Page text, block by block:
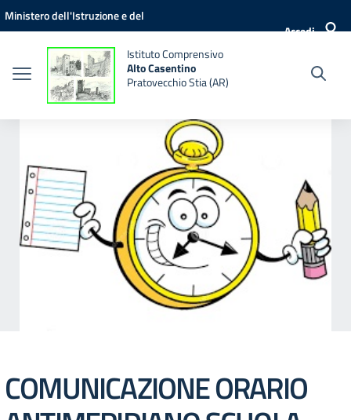
Vai ai contenuti
Vai al menu di navigazione
Vai al footer
Ministero dell'Istruzione e del
Accedi
Istituto Comprensivo
Alto Casentino
Pratovecchio Stia (AR)
COMUNICAZIONE ORARIO